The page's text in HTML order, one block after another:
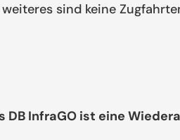
sind keine
InfraGO ist eine